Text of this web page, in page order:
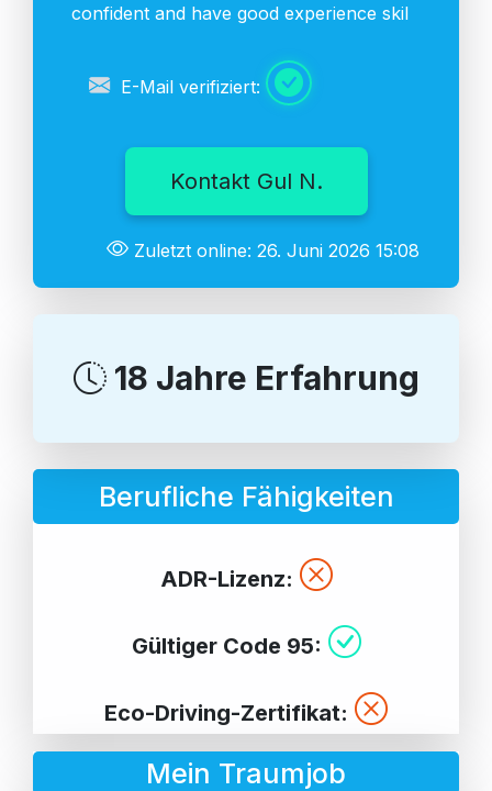
confident and have good experience skil
E-Mail verifiziert:
Kontakt Gul N.
Zuletzt online: 26. Juni 2026 15:08
18 Jahre Erfahrung
Berufliche Fähigkeiten
ADR-Lizenz:
Gültiger Code 95:
Eco-Driving-Zertifikat:
Mein Traumjob